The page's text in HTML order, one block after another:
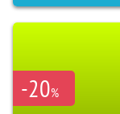
-20%